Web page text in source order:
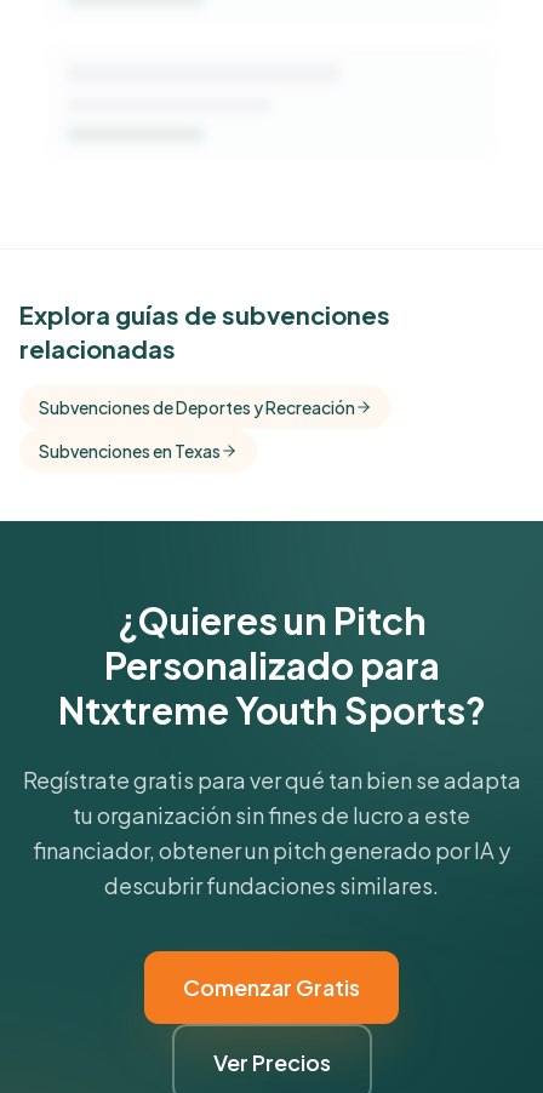
See Similar Funders
Free Kindora accounts unlock side-by-side
funder's focus areas and giving profile.
Explora guías de subvenciones
relacionadas
Subvenciones de Deportes y Recreación
Subvenciones en Texas
¿Quieres un Pitch
Personalizado para
Ntxtreme Youth Sports?
Regístrate gratis para ver qué tan bien se adapta
tu organización sin fines de lucro a este
financiador, obtener un pitch generado por IA y
descubrir fundaciones similares.
Comenzar Gratis
Ver Precios